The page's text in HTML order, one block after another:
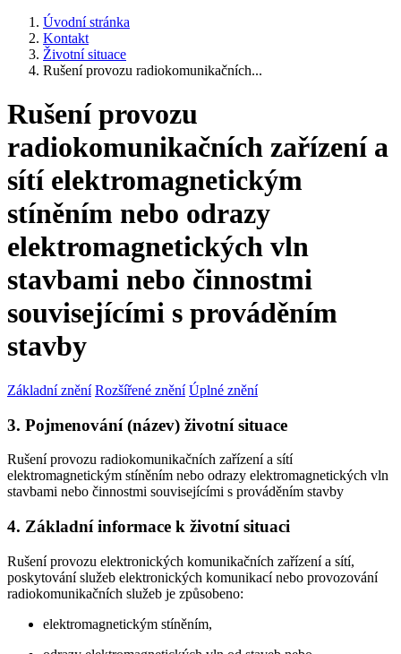
Úvodní stránka
Kontakt
Životní situace
Rušení provozu radiokomunikačních...
Rušení provozu
radiokomunikačních zařízení a
sítí elektromagnetickým
stíněním nebo odrazy
elektromagnetických vln
stavbami nebo činnostmi
souvisejícími s prováděním
stavby
Základní znění Rozšířené znění Úplné znění
3. Pojmenování (název) životní situace
Rušení provozu radiokomunikačních zařízení a sítí
elektromagnetickým stíněním nebo odrazy elektromagnetických vln
stavbami nebo činnostmi souvisejícími s prováděním stavby
4. Základní informace k životní situaci
Rušení provozu elektronických komunikačních zařízení a sítí,
poskytování služeb elektronických komunikací nebo provozování
radiokomunikačních služeb je způsobeno:
elektromagnetickým stíněním,